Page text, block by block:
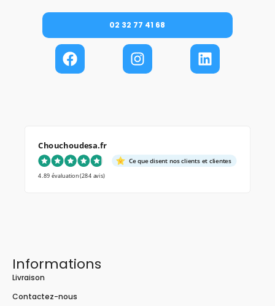
02 32 77 41 68
Chouchoudesa.fr
Ce que disent nos clients et clientes
4.89 évaluation(284 avis)
Informations
Livraison
Contactez-nous